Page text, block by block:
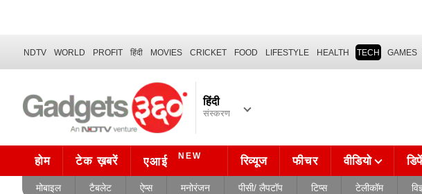
NDTV WORLD PROFIT हिंदी MOVIES CRICKET FOOD LIFESTYLE HEALTH TECH GAMES
हिंदी
संस्करण
होम टेक ख़बरें एआई NEW रिव्यूज फीचर वीडियो
मोबाइल टैबलेट ऐप्स मनोरंजन पीसी/ लैपटॉप टिप्स टेलीकॉम